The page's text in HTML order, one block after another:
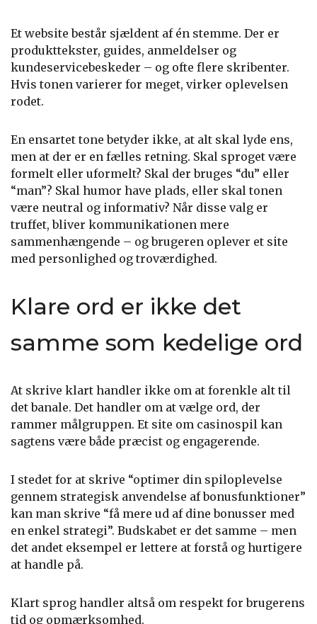
Et website består sjældent af én stemme. Der er
produkttekster, guides, anmeldelser og
kundeservicebeskeder – og ofte flere skribenter.
Hvis tonen varierer for meget, virker oplevelsen
rodet.
En ensartet tone betyder ikke, at alt skal lyde ens,
men at der er en fælles retning. Skal sproget være
formelt eller uformelt? Skal der bruges “du” eller
“man”? Skal humor have plads, eller skal tonen
være neutral og informativ? Når disse valg er
truffet, bliver kommunikationen mere
sammenhængende – og brugeren oplever et site
med personlighed og troværdighed.
Klare ord er ikke det
samme som kedelige ord
At skrive klart handler ikke om at forenkle alt til
det banale. Det handler om at vælge ord, der
rammer målgruppen. Et site om casinospil kan
sagtens være både præcist og engagerende.
I stedet for at skrive “optimer din spiloplevelse
gennem strategisk anvendelse af bonusfunktioner”
kan man skrive “få mere ud af dine bonusser med
en enkel strategi”. Budskabet er det samme – men
det andet eksempel er lettere at forstå og hurtigere
at handle på.
Klart sprog handler altså om respekt for brugerens
tid og opmærksomhed.